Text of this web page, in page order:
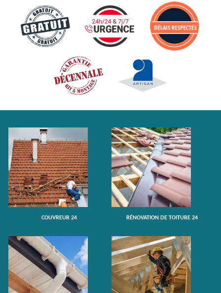
COUVREUR 24 RÉNOVATION DE TOITURE 24